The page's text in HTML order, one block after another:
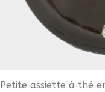
Petite assiette à thé